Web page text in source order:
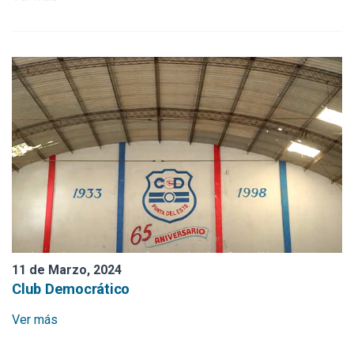
Liga de Fomento y Turismo
Hotel Casino Miguez
Hotel Biarritz
Cine Concorde
11 de Marzo, 2024
Club Democrático
Ver más